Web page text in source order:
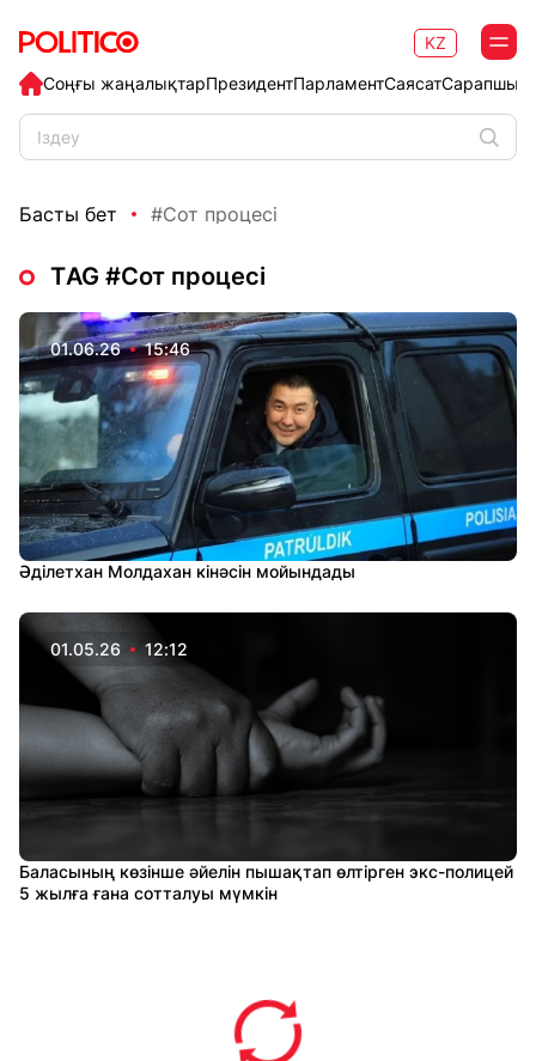
Соңғы жаңалықтарПрезидентПарламентСаясат
KZ
Басты бет #Сот процесі
ТAG #Сот процесі
01.06.26 15:46
Әділетхан Молдахан кінәсін мойындады
01.05.26 12:12
Баласының көзінше әйелін пышақтап өлтірген экс-полицей
5 жылға ғана сотталуы мүмкін